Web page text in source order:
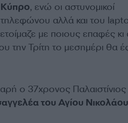
Κύπρο, ενώ οι αστυνομικοί
αλλά και του
με ποιους επαφές κι
την Τρίτη το μεσημέρι θα
ο 37χρονος Παλαιστίνιος
του Αγίου Νικολάου